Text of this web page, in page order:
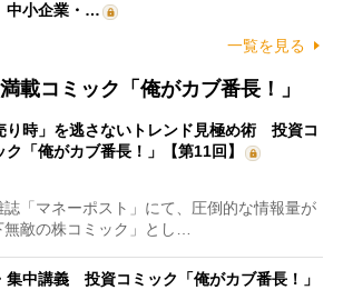
中小企業・…
一覧を見る
載コミック「俺がカブ番長！」
り時」を逃さないトレンド見極め術 投資コ
ク「俺がカブ番長！」【第11回】
「マネーポスト」にて、圧倒的な情報量が
無敵の株コミック」とし…
集中講義 投資コミック「俺がカブ番長！」